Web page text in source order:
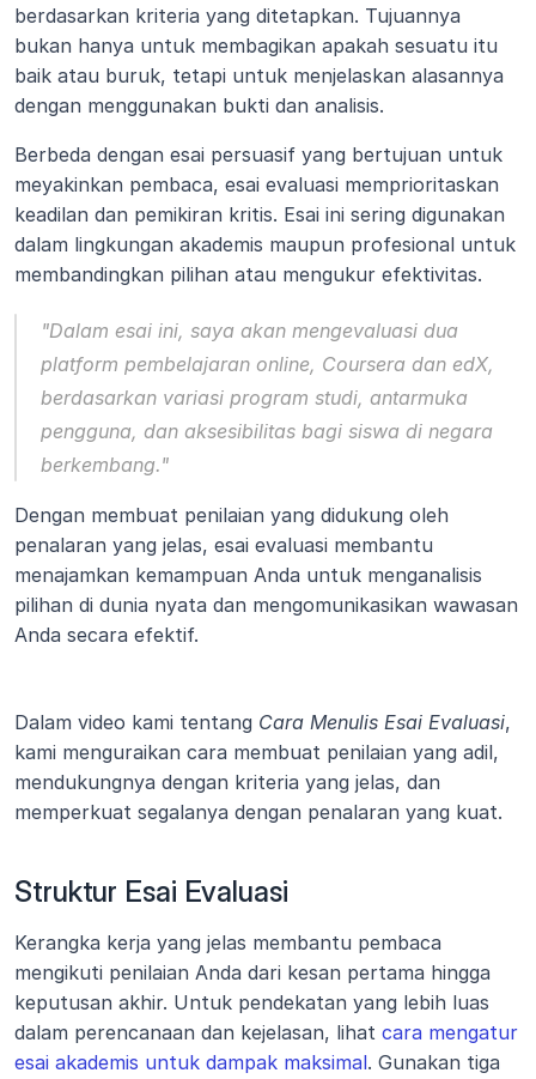
berdasarkan kriteria yang ditetapkan. Tujuannya
bukan hanya untuk membagikan apakah sesuatu itu
baik atau buruk, tetapi untuk menjelaskan alasannya
dengan menggunakan bukti dan analisis.
Berbeda dengan esai persuasif yang bertujuan untuk
meyakinkan pembaca, esai evaluasi memprioritaskan
keadilan dan pemikiran kritis. Esai ini sering digunakan
dalam lingkungan akademis maupun profesional untuk
membandingkan pilihan atau mengukur efektivitas.
"Dalam esai ini, saya akan mengevaluasi dua
platform pembelajaran online, Coursera dan edX,
berdasarkan variasi program studi, antarmuka
pengguna, dan aksesibilitas bagi siswa di negara
berkembang."
Dengan membuat penilaian yang didukung oleh
penalaran yang jelas, esai evaluasi membantu
menajamkan kemampuan Anda untuk menganalisis
pilihan di dunia nyata dan mengomunikasikan wawasan
Anda secara efektif.
Dalam video kami tentang Cara Menulis Esai Evaluasi,
kami menguraikan cara membuat penilaian yang adil,
mendukungnya dengan kriteria yang jelas, dan
memperkuat segalanya dengan penalaran yang kuat.
Struktur Esai Evaluasi
Kerangka kerja yang jelas membantu pembaca
mengikuti penilaian Anda dari kesan pertama hingga
keputusan akhir. Untuk pendekatan yang lebih luas
dalam perencanaan dan kejelasan, lihat cara mengatur
esai akademis untuk dampak maksimal. Gunakan tiga